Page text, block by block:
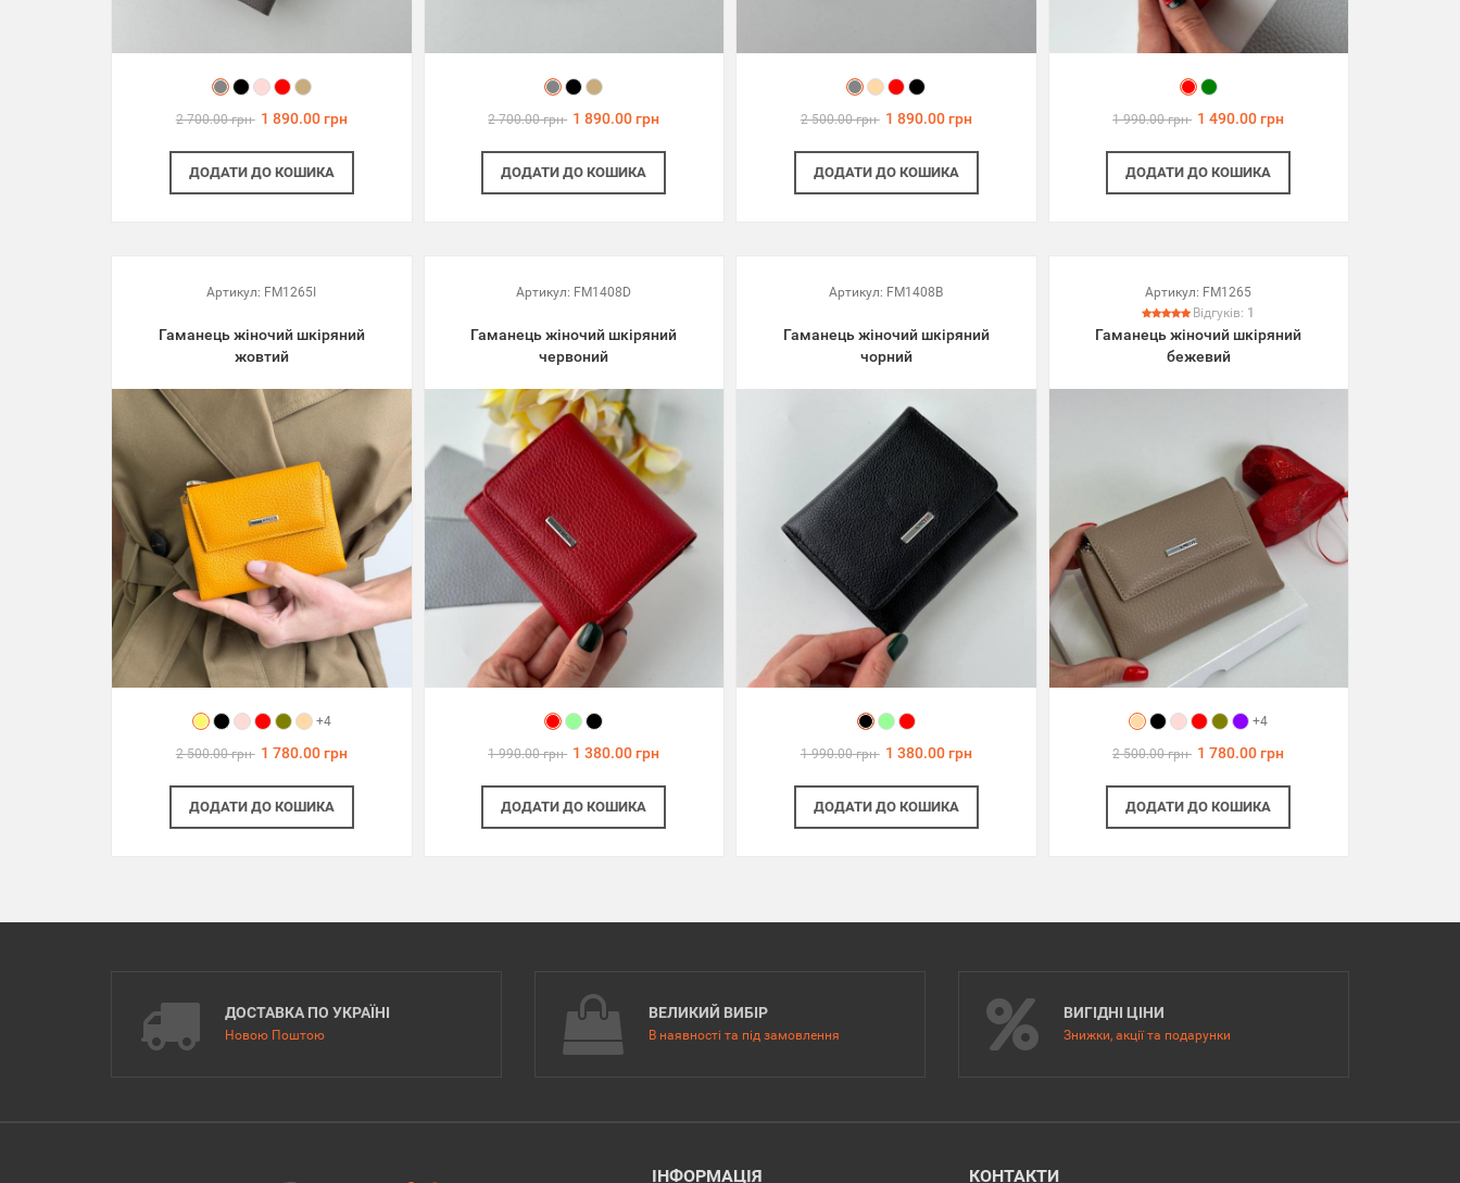
2 700.00 грн 1 890.00 грн
ДОДАТИДО КОШИКА
2 700.00 грн 1 890.00 грн
ДОДАТИ ДО КОШИКА
2 500.00 грн 1 890.00 грн
ДОДАТИДО КОШИКА
1 990.00 грн 1 490.00 грн
ДОДАТИ ДО КОШИКА
Артикул: FM1265I
Гаманець жіночий шкіряний
жовтий
+4
2 500.00 грн 1 780.00 грн
ДОДАТИДО КОШИКА
Артикул: FM1408D
Гаманець жіночий шкіряний
червоний
1 990.00 грн 1 380.00 грн
ДОДАТИ ДО КОШИКА
Артикул: FM1408B
Гаманець жіночий шкіряний
чорний
1 990.00 грн 1 380.00 грн
ДОДАТИДО КОШИКА
Артикул: FM1265
Відгуків: 1
Гаманець жіночий шкіряний
бежевий
+4
2 500.00 грн 1 780.00 грн
ДОДАТИ ДО КОШИКА
ДОСТАВКА ПО УКРАЇНІ
Новою Поштою
ВЕЛИКИЙ ВИБІР
В наявності та під замовлення
ВИГІДНІ ЦІНИ
Знижки, акції та подарунки
ІНФОРМАЦІЯ КОНТАКТИ